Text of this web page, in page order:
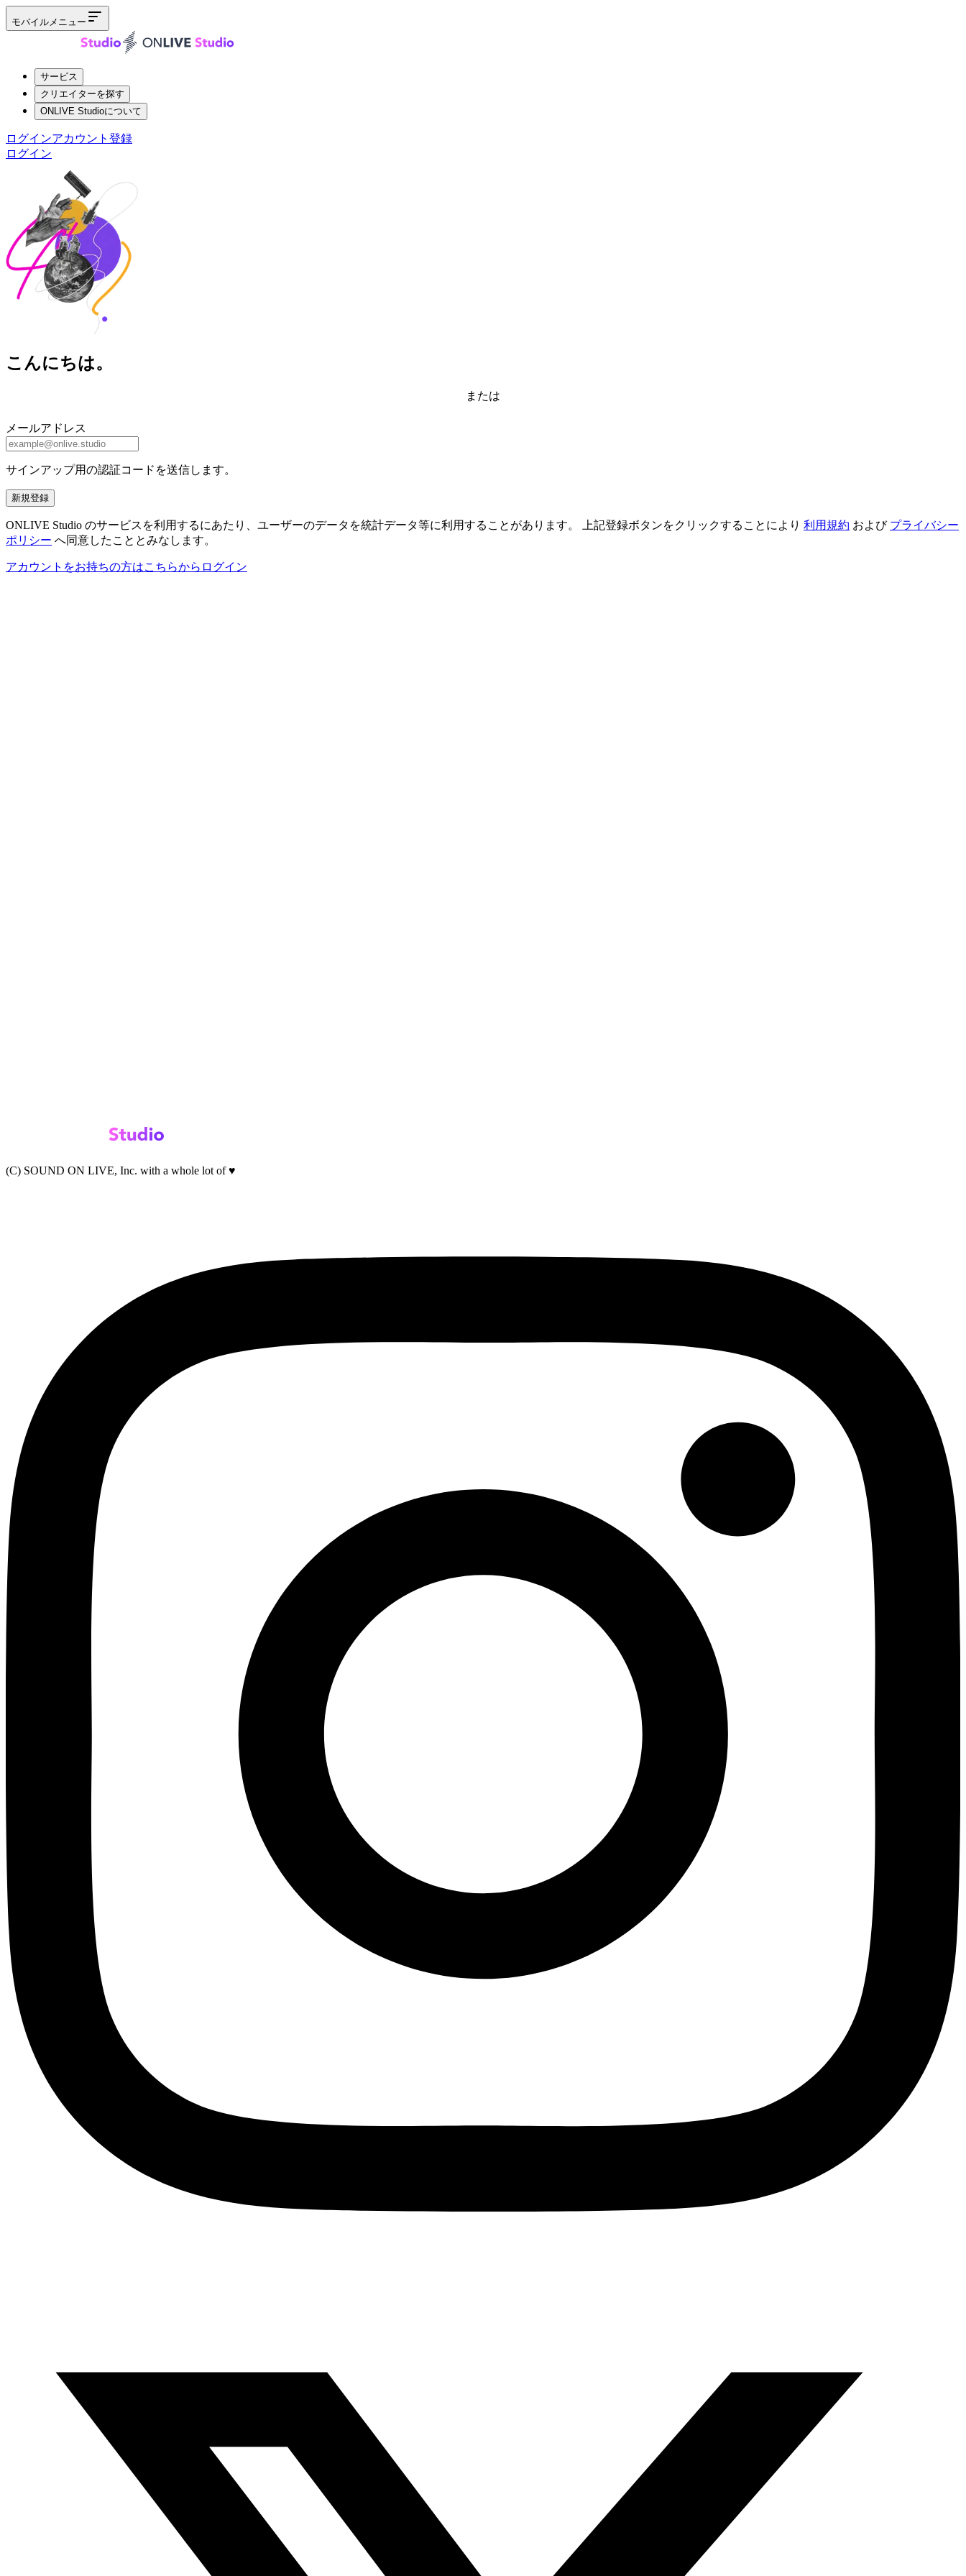
モバイルメニュー
サービス
クリエイターを探す
ONLIVE Studioについて
ログインアカウント登録
ログイン
こんにちは。
または
メールアドレス
サインアップ用の認証コードを送信します。
新規登録
ONLIVE Studio のサービスを利用するにあたり、ユーザーのデータを統計データ等に利用することがあります。 上記登録ボタンをクリックすることにより 利用規約 および プライバシー
ポリシー へ同意したこととみなします。
アカウントをお持ちの方はこちらからログイン
(C) SOUND ON LIVE, Inc. with a whole lot of ♥